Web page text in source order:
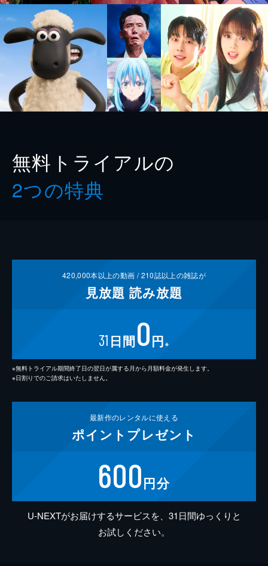
無料トライアルの
2つの特典
420,000本以上の動画 /210誌以上の雑誌が
見放題 読み放題
31 日間0円 ※
※無料トライアル期間終了日の翌日が属する月から月額料金が発生します。
※日割りでのご請求はいたしません。
最新作のレンタルに使える
ポイント プレゼント
600円分
U-NEXTがお届けするサービスを、31日間ゆっくりと
お試しください。